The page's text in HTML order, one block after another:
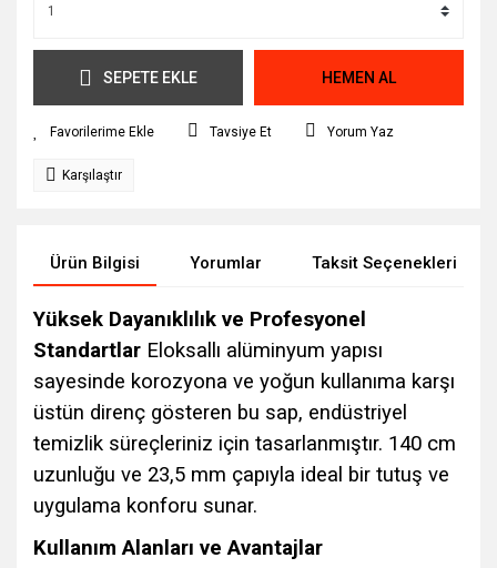
SEPETE EKLE HEMEN AL
Tavsiye Et Yorum Yaz
Karşılaştır
Ürün Bilgisi Yorumlar Taksit Seçenekleri
Yüksek Dayanıklılık ve Profesyonel
Standartlar Eloksallı alüminyum yapısı
sayesinde korozyona ve yoğun kullanıma karşı
üstün direnç gösteren bu sap, endüstriyel
temizlik süreçleriniz için tasarlanmıştır. 140 cm
uzunluğu ve 23,5 mm çapıyla ideal bir tutuş ve
uygulama konforu sunar.
Kullanım Alanları ve Avantajlar